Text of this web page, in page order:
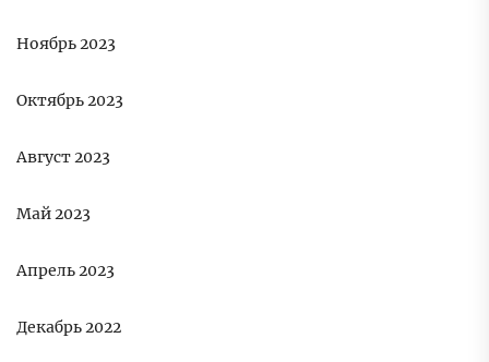
Ноябрь 2023
Октябрь 2023
Август 2023
Май 2023
Апрель 2023
Декабрь 2022